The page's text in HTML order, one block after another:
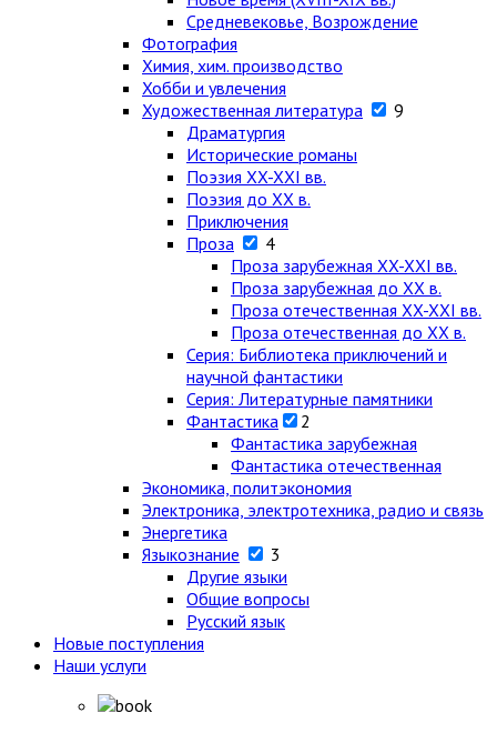
Средневековье, Возрождение
Фотография
Химия, хим. производство
Хобби и увлечения
Художественная литература
9
Драматургия
Исторические романы
Поэзия XX-XXI вв.
Поэзия до XX в.
Приключения
Проза
4
Проза зарубежная XX-XXI вв.
Проза зарубежная до XX в.
Проза отечественная XX-XXI вв.
Проза отечественная до XX в.
Серия: Библиотека приключений и
научной фантастики
Серия: Литературные памятники
Фантастика
2
Фантастика зарубежная
Фантастика отечественная
Экономика, политэкономия
Электроника, электротехника, радио и связь
Энергетика
Языкознание
3
Другие языки
Общие вопросы
Русский язык
Новые поступления
Наши услуги